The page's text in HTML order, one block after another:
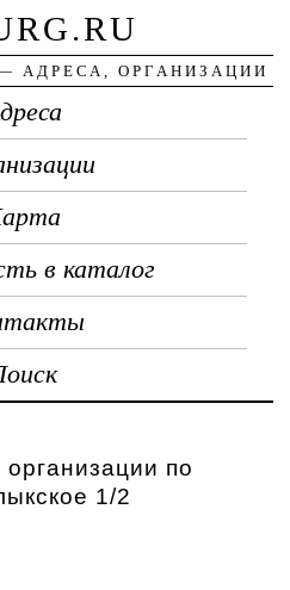
АДРЕСА, ОРГАНИЗАЦИИ
в каталог
по
1/2